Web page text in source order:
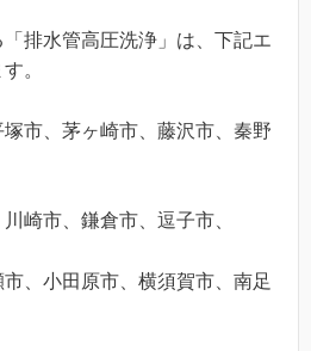
排水管高圧洗浄」は、下記エ
。
市、茅ヶ崎市、藤沢市、秦野
崎市、鎌倉市、逗子市、
、小田原市、横須賀市、南足